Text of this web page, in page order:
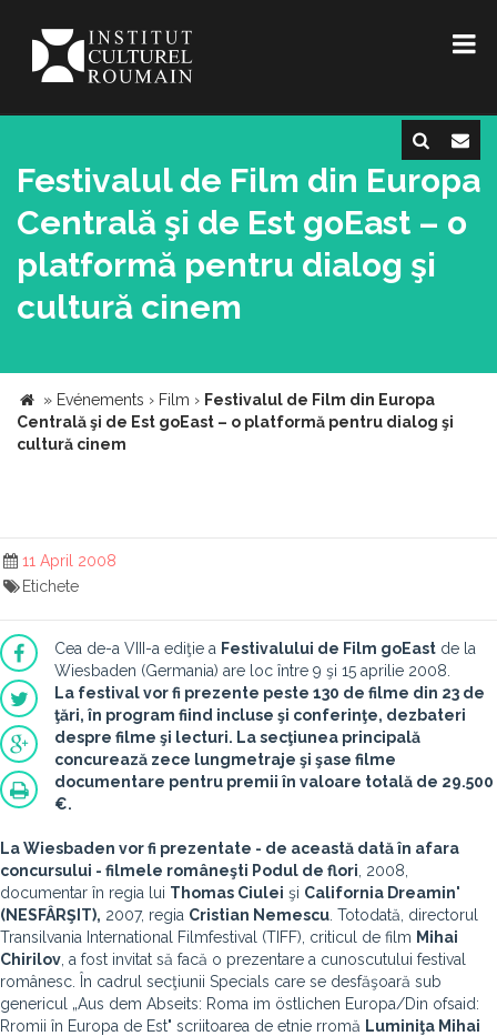
Festivalul de Film din Europa
Centrală şi de Est goEast – o
platformă pentru dialog şi
cultură cinem
» Evénements › Film › Festivalul de Film din Europa
Centrală şi de Est goEast – o platformă pentru dialog şi
cultură cinem
11 April 2008
Etichete
Cea de-a VIII-a ediţie a Festivalului de Film goEast de la
Wiesbaden (Germania) are loc între 9 şi 15 aprilie 2008.
La festival vor fi prezente peste 130 de filme din 23 de
ţări, în program fiind incluse şi conferinţe, dezbateri
despre filme şi lecturi. La secţiunea principală
concurează zece lungmetraje şi şase filme
documentare pentru premii în valoare totală de 29.500
€.
La Wiesbaden vor fi prezentate - de această dată în afara
concursului - filmele româneşti Podul de flori , 2008,
documentar în regia lui Thomas Ciulei şi California Dreamin'
(NESFÂRŞIT), 2007, regia Cristian Nemescu . Totodată, directorul
Transilvania International Filmfestival (TIFF), criticul de film Mihai
Chirilov , a fost invitat să facă o prezentare a cunoscutului festival
românesc. În cadrul secţiunii Specials care se desfăşoară sub
genericul „Aus dem Abseits: Roma im östlichen Europa/Din ofsaid:
Rromii în Europa de Est" scriitoarea de etnie rromă Luminiţa Mihai